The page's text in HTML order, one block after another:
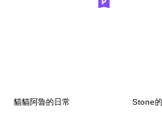
貓貓阿魯的日常 Stone